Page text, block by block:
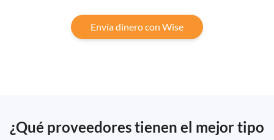
Envía dinero con Wise
¿Qué proveedores tienen el mejor tipo